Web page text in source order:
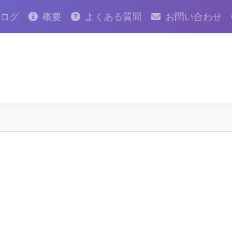
グ 概要 よくある質問 お問い合わせ